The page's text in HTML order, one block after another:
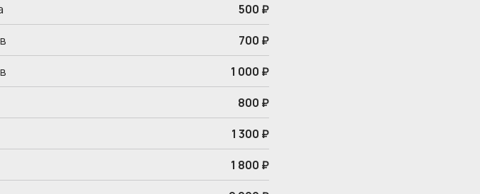
500 ₽
700 ₽
1 000 ₽
800 ₽
1 300 ₽
1 800 ₽